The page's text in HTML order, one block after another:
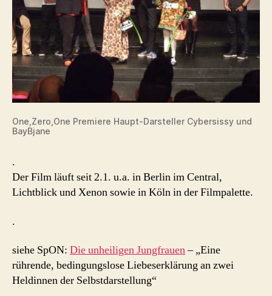
One,Zero,One Premiere Haupt-Darsteller Cybersissy und
BayBjane
.
Der Film läuft seit 2.1. u.a. in Berlin im Central,
Lichtblick und Xenon sowie in Köln in der Filmpalette.
.
siehe SpON: Die unheiligen Jungfrauen– „Eine
rührende, bedingungslose Liebeserklärung an zwei
Heldinnen der Selbstdarstellung“